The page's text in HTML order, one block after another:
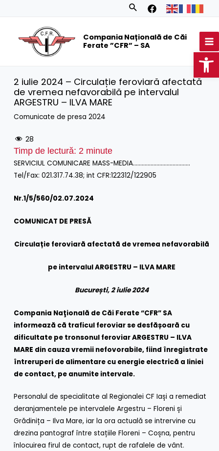
Search
Compania Națională de Căi
Ferate ”CFR” – SA
2 iulie 2024 – Circulație feroviară afectată
de vremea nefavorabilă pe intervalul
ARGESTRU – ILVA MARE
Comunicate de presa 2024
28
Timp de lectură: 2 minute
SERVICIUL COMUNICARE MASS-MEDIA…………………………………
Tel/Fax: 021.317.74.38; int CFR:122312/122905
Nr.1/5/560/02.07.2024
COMUNICAT DE PRESĂ
Circulație feroviară afectată de vremea nefavorabilă
pe intervalul ARGESTRU – ILVA MARE
București, 2 iulie 2024
Compania Naţională de Căi Ferate “CFR” SA
informează că traficul feroviar se desfășoară cu
dificultate pe tronsonul feroviar ARGESTRU – ILVA
MARE din cauza vremii nefovorabile, fiind înregistrate
întreruperi de alimentare cu energie electrică a liniei
de contact, pe anumite intervale.
Personalul de specialitate al Regionalei CF Iași a remediat
deranjamentele pe intervalele Argestru – Floreni și
Grădinița – Ilva Mare, iar la ora actuală se intrervine cu
drezina pantograf între stațiile Floreni – Coșna, pentru
înlocuirea firul de contact, rupt de rafalele de vânt.